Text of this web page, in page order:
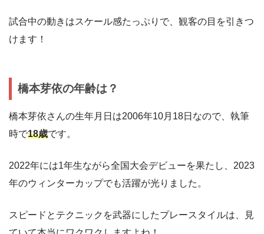
試合中の動きはスケール感たっぷりで、観客の目を引きつ
けます！
橋本芽依の年齢は？
橋本芽依さんの生年月日は2006年10月18日なので、執筆
時で18歳です。
2022年には1年生ながら全国大会デビューを果たし、2023
年のウィンターカップでも活躍が光りました。
スピードとテクニックを武器にしたプレースタイルは、見